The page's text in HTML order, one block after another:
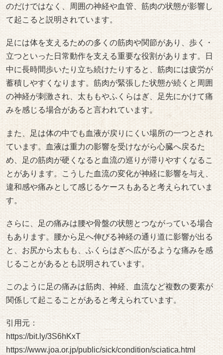
のだけではなく、周囲の神経や血管、筋肉の状態が影響し
て起こると説明されています。
足には体を支えるための多くの筋肉や関節があり、歩く・
立つといった日常動作を支える重要な役割があります。日
中に長時間歩いたり立ち続けたりすると、筋肉には疲労が
蓄積しやすくなります。筋肉が緊張した状態が続くと周囲
の神経が刺激され、太ももやふくらはぎ、足先にかけて痛
みを感じる場合があると言われています。
また、足は体の中でも血液が戻りにくい場所の一つとされ
ています。血液は重力の影響を受けながら心臓へ戻るた
め、足の筋肉が硬くなると血流の巡りが滞りやすくなるこ
とがあります。こうした血流の変化が神経に影響を与え、
違和感や痛みとして感じるケースもあると考えられていま
す。
さらに、足の痛みは腰や骨盤の状態とつながっている場合
もあります。腰から足へ伸びる神経の通り道に影響が出る
と、お尻から太もも、ふくらはぎへ広がるような痛みを感
じることがあるとも説明されています。
このように足の痛みは筋肉、神経、血流など複数の要素が
関係して起こることがあると考えられています。
引用元：
https://bit.ly/3S6hKxT
https://www.joa.or.jp/public/sick/condition/sciatica.html